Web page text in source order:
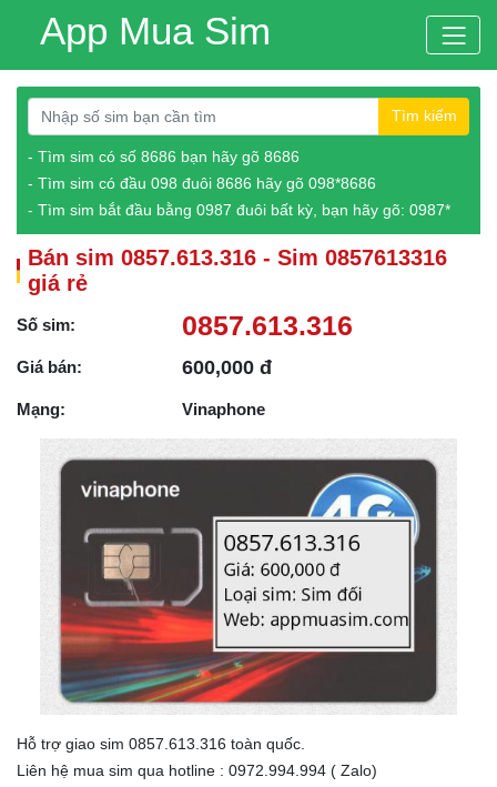
App Mua Sim
Tìm kiếm
- Tìm sim có số 8686 bạn hãy gõ 8686
- Tìm sim có đầu 098 đuôi 8686 hãy gõ 098*8686
- Tìm sim bắt đầu bằng 0987 đuôi bất kỳ, bạn hãy gõ: 0987*
Bán sim 0857.613.316 - Sim 0857613316
giá rẻ
Số sim: 0857.613.316
Giá bán: 600,000 đ
Mạng: Vinaphone
Hỗ trợ giao sim 0857.613.316 toàn quốc.
Liên hệ mua sim qua hotline : 0972.994.994 ( Zalo)